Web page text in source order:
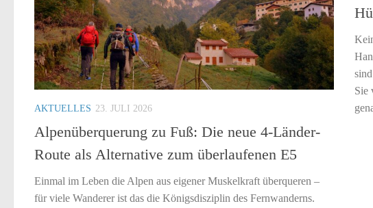
AKTUELLES 23. JULI 2026
Alpenüberquerung zu Fuß: Die neue 4-Länder-
Route als Alternative zum überlaufenen E5
Einmal im Leben die Alpen aus eigener Muskelkraft überqueren –
für viele Wanderer ist das die Königsdisziplin des Fernwanderns.
Sie